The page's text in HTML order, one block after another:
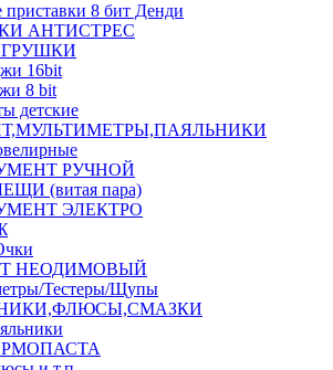
8 бит Денди
АНТИСТРЕС
16bit
8 bit
детские
РУЧНОЙ
(витая пара)
ЭЛЕКТРО
НЕОДИМОВЫЙ
Тестеры/Щупы